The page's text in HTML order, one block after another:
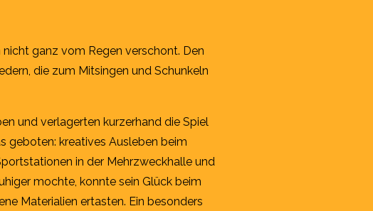
ganz vom Regen verschont. Den
die zum Mitsingen und Schunkeln
und verlagerten kurzerhand die Spiel
geboten: kreatives Ausleben beim
in der Mehrzweckhalle und
mochte, konnte sein Glück beim
Materialien ertasten. Ein besonders